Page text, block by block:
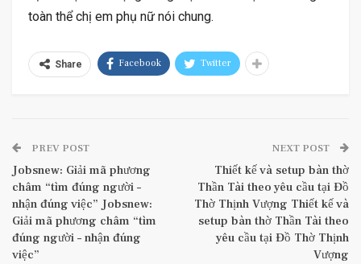
toàn thể chị em phụ nữ nói chung.
Share Facebook Twitter
PREV POST
Jobsnew: Giải mã phương
châm “tìm đúng người –
nhận đúng việc” Jobsnew:
Giải mã phương châm “tìm
đúng người – nhận đúng
việc”
NEXT POST
Thiết kế và setup bàn thờ
Thần Tài theo yêu cầu tại Đồ
Thờ Thịnh Vượng Thiết kế và
setup bàn thờ Thần Tài theo
yêu cầu tại Đồ Thờ Thịnh
Vượng